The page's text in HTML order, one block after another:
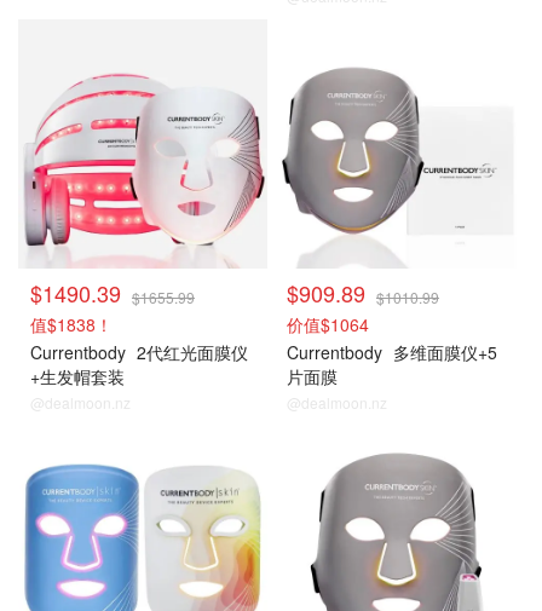
$1490.39 $1655.99
值$1838！
Currentbody 2代红光面膜仪
+生发帽套装
@dealmoon.nz
$909.89 $1010.99
价值$1064
Currentbody 多维面膜仪+5
片面膜
@dealmoon.nz